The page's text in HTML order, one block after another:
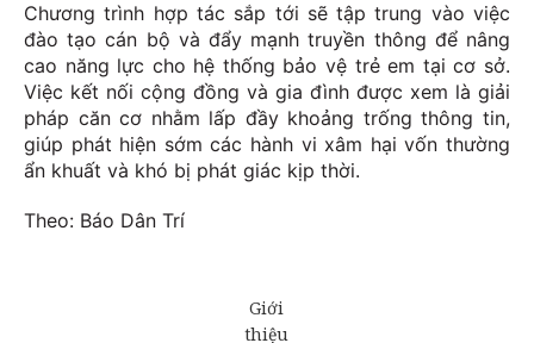
Chương trình hợp tác sắp tới sẽ tập trung vào việc
đào tạo cán bộ và đẩy mạnh truyền thông để nâng
cao năng lực cho hệ thống bảo vệ trẻ em tại cơ sở.
Việc kết nối cộng đồng và gia đình được xem là giải
pháp căn cơ nhằm lấp đầy khoảng trống thông tin,
giúp phát hiện sớm các hành vi xâm hại vốn thường
ẩn khuất và khó bị phát giác kịp thời.
Theo: Báo Dân Trí